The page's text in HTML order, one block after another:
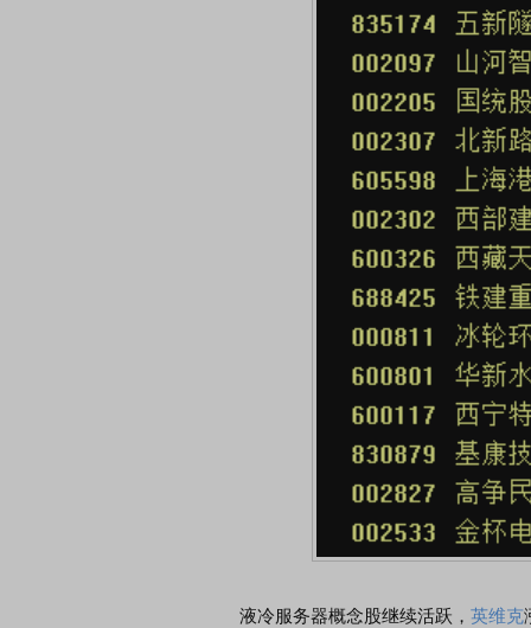
液冷服务器概念股继续活跃， 英维克
首席连线｜东方财富证券